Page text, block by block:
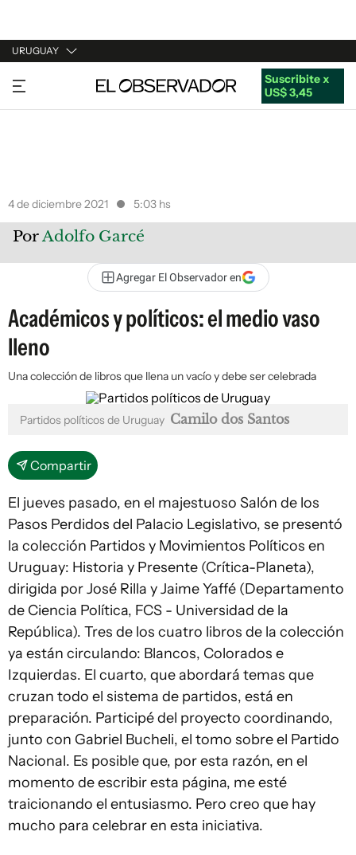
URUGUAY
URUGUAY
ARGENTINA
Suscribite x
US$ 3,45
4 de diciembre 2021 5:03 hs
PorAdolfo Garcé
Agregar El Observador en
Académicos y políticos: el medio vaso
lleno
Una colección de libros que llena un vacío y debe ser celebrada
Partidos políticos de Uruguay Camilo dos Santos
Compartir
El jueves pasado, en el majestuoso Salón de los
Pasos Perdidos del Palacio Legislativo, se presentó
la colección Partidos y Movimientos Políticos en
Uruguay: Historia y Presente (Crítica-Planeta),
dirigida por José Rilla y Jaime Yaffé (Departamento
de Ciencia Política, FCS - Universidad de la
República). Tres de los cuatro libros de la colección
ya están circulando: Blancos, Colorados e
Izquierdas. El cuarto, que abordará temas que
cruzan todo el sistema de partidos, está en
preparación. Participé del proyecto coordinando,
junto con Gabriel Bucheli, el tomo sobre el Partido
Nacional. Es posible que, por esta razón, en el
momento de escribir esta página, me esté
traicionando el entusiasmo. Pero creo que hay
mucho para celebrar en esta iniciativa.